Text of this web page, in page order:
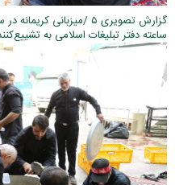
ساعته دفتر تبلیغات اسلامی به